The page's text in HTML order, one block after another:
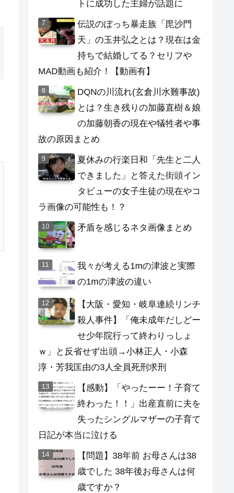
トに成功した主婦が話題に
伝説のぼっち暴走族「毘沙門
天」の玉井弘之とは？現在は金
持ちで結婚してる？セリフや
MAD動画も紹介！【動画有】
DQNの川流れ(玄倉川水難事故)
とは？生き残りの加藤直樹＆娘
の加藤朝香の現在や犠牲者や事
故の原因まとめ
夏休みの行楽日和「先生と二人
できました」と答えた街頭イン
タビューの女子生徒の現在やコ
ラ画像の可能性も！？
矛盾を感じるネタ画像まとめ
我々が考える1mの津波と実際
の1mの津波の違い
【大阪・愛知・岐阜連続リンチ
殺人事件】「俺未成年だしどー
せ少年院行って終わりっしょ
ｗ」と反省せず出頭→小林正人・小森
淳・芳我匡由の3人全員死刑求刑
【感動】「やったーー！子育て
終わった！！」出産直前に夫を
失ったシングルマザーの子育て
日記が本当に泣ける
【問題】38年前 お母さんは38
歳でした 38年後お母さんは何
歳ですか？